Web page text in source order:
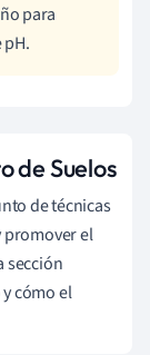
para
de Suelos
de técnicas
promover el
sección
cómo el